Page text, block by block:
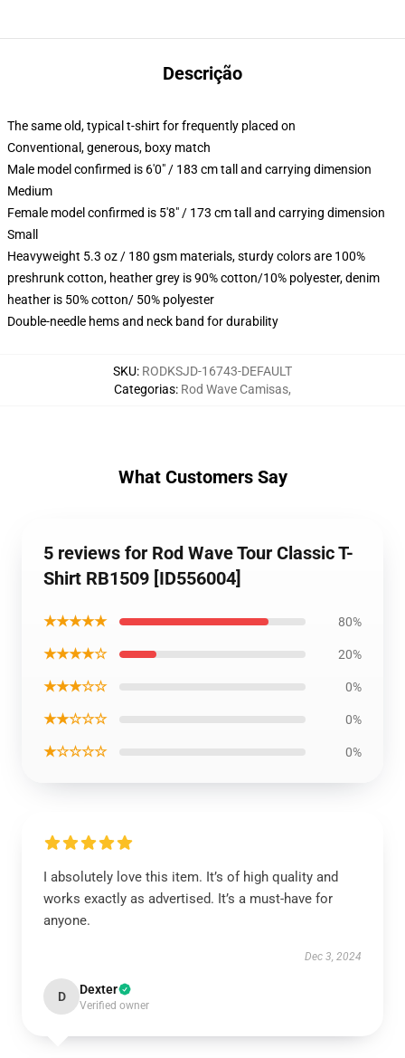
Descrição
The same old, typical t-shirt for frequently placed on
Conventional, generous, boxy match
Male model confirmed is 6'0" / 183 cm tall and carrying dimension
Medium
Female model confirmed is 5'8" / 173 cm tall and carrying dimension
Small
Heavyweight 5.3 oz / 180 gsm materials, sturdy colors are 100%
preshrunk cotton, heather grey is 90% cotton/10% polyester, denim
heather is 50% cotton/ 50% polyester
Double-needle hems and neck band for durability
SKU: RODKSJD-16743-DEFAULT
Categorias: Rod Wave Camisas,
What Customers Say
5 reviews for Rod Wave Tour Classic T-
Shirt RB1509 [ID556004]
★★★★★ 80%
★★★★☆ 20%
★★★☆☆ 0%
★★☆☆☆ 0%
★☆☆☆☆ 0%
I absolutely love this item. It’s of high quality and
works exactly as advertised. It’s a must-have for
anyone.
Dec 3, 2024
D Dexter
Verified owner